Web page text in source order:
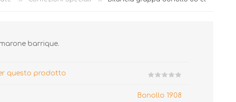
barrique.
questo prodotto
Bonollo 1908